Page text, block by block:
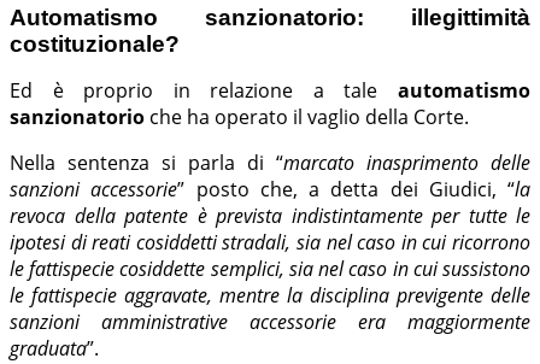
Automatismo sanzionatorio: illegittimità
costituzionale?
Ed è proprio in relazione a tale automatismo
sanzionatorio che ha operato il vaglio della Corte.
Nella sentenza si parla di “marcato inasprimento delle
sanzioni accessorie” posto che, a detta dei Giudici, “la
revoca della patente è prevista indistintamente per tutte le
ipotesi di reati cosiddetti stradali, sia nel caso in cui ricorrono
le fattispecie cosiddette semplici, sia nel caso in cui sussistono
le fattispecie aggravate, mentre la disciplina previgente delle
sanzioni amministrative accessorie era maggiormente
graduata”.